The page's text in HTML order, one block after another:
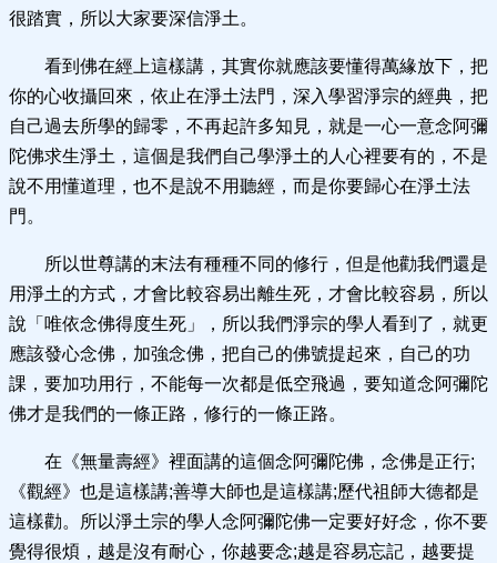
很踏實，所以大家要深信淨土。
看到佛在經上這樣講，其實你就應該要懂得萬緣放下，把
你的心收攝回來，依止在淨土法門，深入學習淨宗的經典，把
自己過去所學的歸零，不再起許多知見，就是一心一意念阿彌
陀佛求生淨土，這個是我們自己學淨土的人心裡要有的，不是
說不用懂道理，也不是說不用聽經，而是你要歸心在淨土法
門。
所以世尊講的末法有種種不同的修行，但是他勸我們還是
用淨土的方式，才會比較容易出離生死，才會比較容易，所以
說「唯依念佛得度生死」，所以我們淨宗的學人看到了，就更
應該發心念佛，加強念佛，把自己的佛號提起來，自己的功
課，要加功用行，不能每一次都是低空飛過，要知道念阿彌陀
佛才是我們的一條正路，修行的一條正路。
在《無量壽經》裡面講的這個念阿彌陀佛，念佛是正行;
《觀經》也是這樣講;善導大師也是這樣講;歷代祖師大德都是
這樣勸。所以淨土宗的學人念阿彌陀佛一定要好好念，你不要
覺得很煩，越是沒有耐心，你越要念;越是容易忘記，越要提